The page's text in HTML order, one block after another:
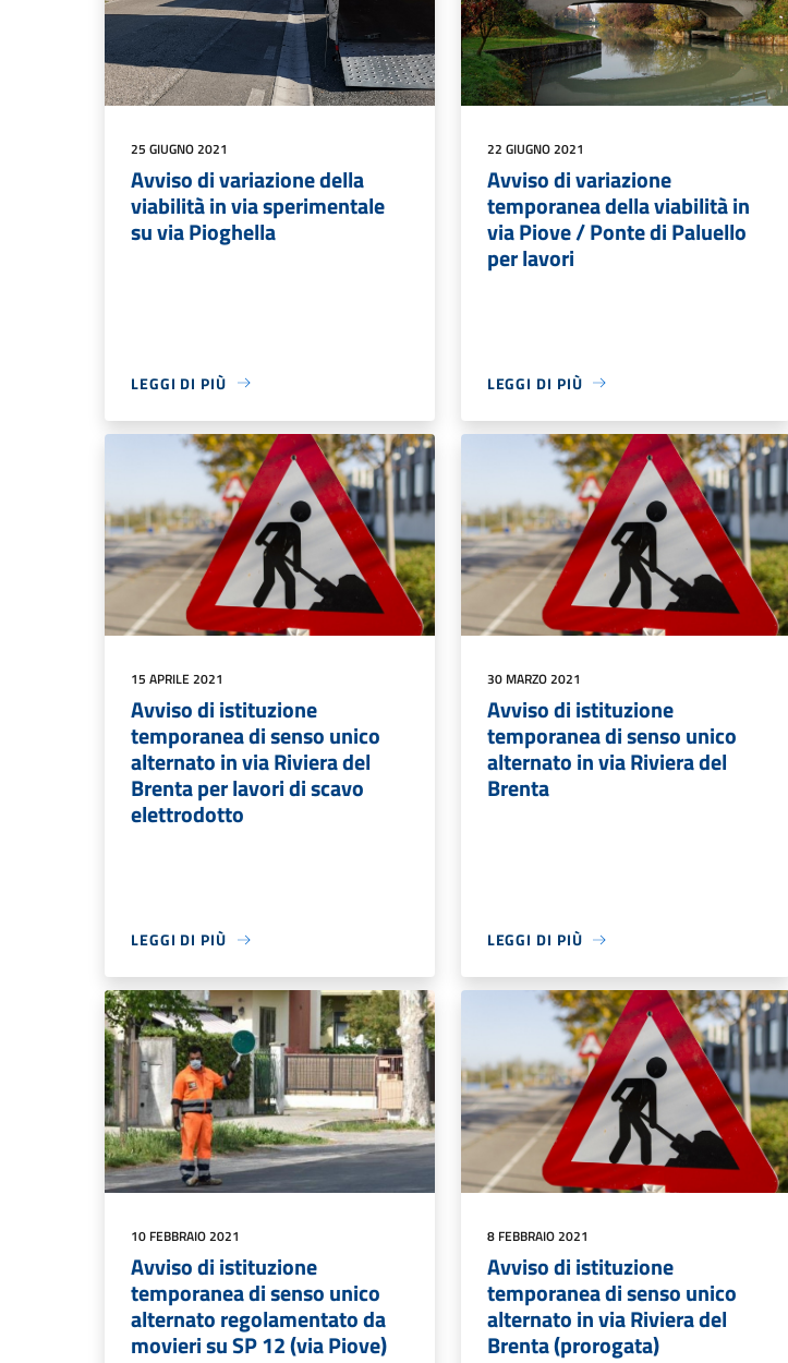
25 GIUGNO 2021
Avviso di variazione della
viabilità in via sperimentale
su via Pioghella
LEGGI DI PIÙ
22 GIUGNO 2021
Avviso di variazione
temporanea della viabilità in
via Piove / Ponte di Paluello
per lavori
LEGGI DI PIÙ
15 APRILE 2021
Avviso di istituzione
temporanea di senso unico
alternato in via Riviera del
Brenta per lavori di scavo
elettrodotto
LEGGI DI PIÙ
30 MARZO 2021
Avviso di istituzione
temporanea di senso unico
alternato in via Riviera del
Brenta
LEGGI DI PIÙ
10 FEBBRAIO 2021
Avviso di istituzione
temporanea di senso unico
alternato regolamentato da
movieri su SP 12 (via Piove)
8 FEBBRAIO 2021
Avviso di istituzione
temporanea di senso unico
alternato in via Riviera del
Brenta (prorogata)